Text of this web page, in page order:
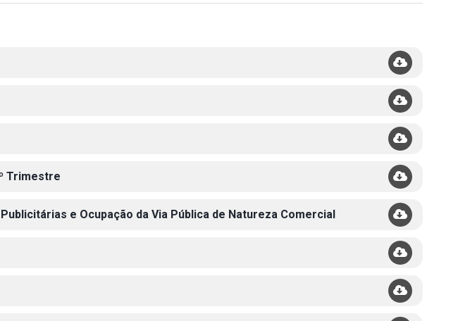
Trimestre
e Ocupação da Via Pública de Natureza Comercial